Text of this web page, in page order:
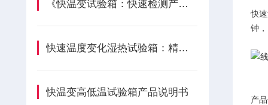
《快温变试验箱：快速检测产品温度冲击适应能力》
快速温度变化湿热试验箱：精准温湿度模拟，助力电子行业可靠性测试
快温变高低温试验箱产品说明书
快
钟
产